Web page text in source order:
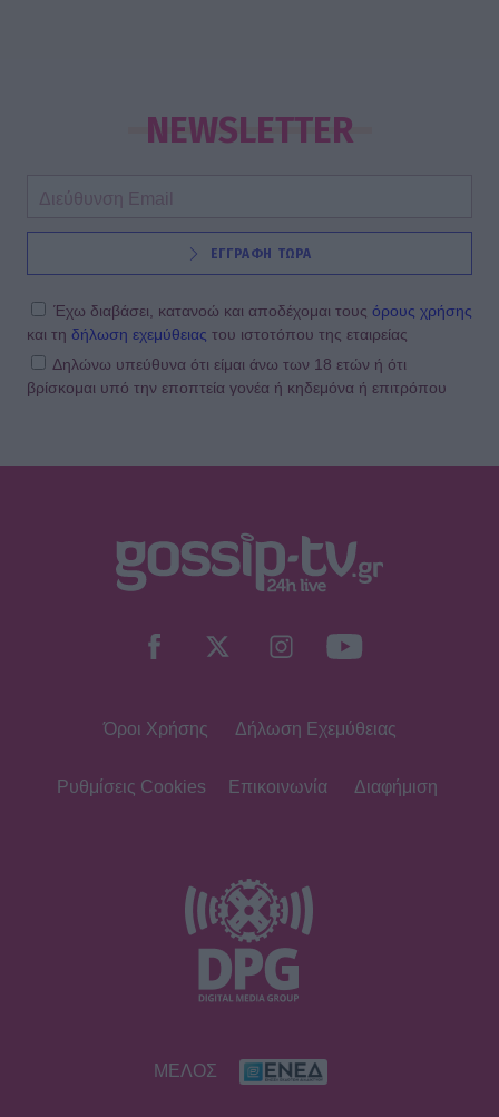
NEWSLETTER
ΕΓΓΡΑΦΗ ΤΩΡΑ
Έχω διαβάσει, κατανοώ και αποδέχομαι τους όρους χρήσης
και τη δήλωση εχεμύθειας του ιστοτόπου της εταιρείας
Δηλώνω υπεύθυνα ότι είμαι άνω των 18 ετών ή ότι
βρίσκομαι υπό την εποπτεία γονέα ή κηδεμόνα ή επιτρόπου
Όροι Χρήσης Δήλωση Εχεμύθειας
Ρυθμίσεις Cookies Επικοινωνία Διαφήμιση
ΜΕΛΟΣ